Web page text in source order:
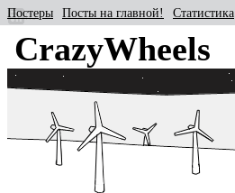
CrazyWheels
Постеры Посты на главной! Статистика